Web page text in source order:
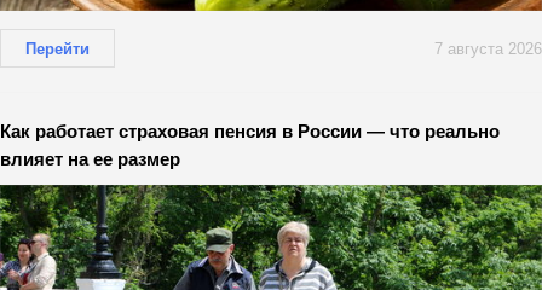
Перейти 7 августа 2026
Как работает страховая пенсия в России — что реально
влияет на ее размер